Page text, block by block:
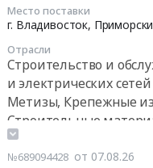
Место поставки
г. Владивосток,
Отрасли
Строительство и
и электрических сетей
Метизы, Крепежные
Строительные
Металлические трубы
Кабельно-
№689094428 от 07.08.26